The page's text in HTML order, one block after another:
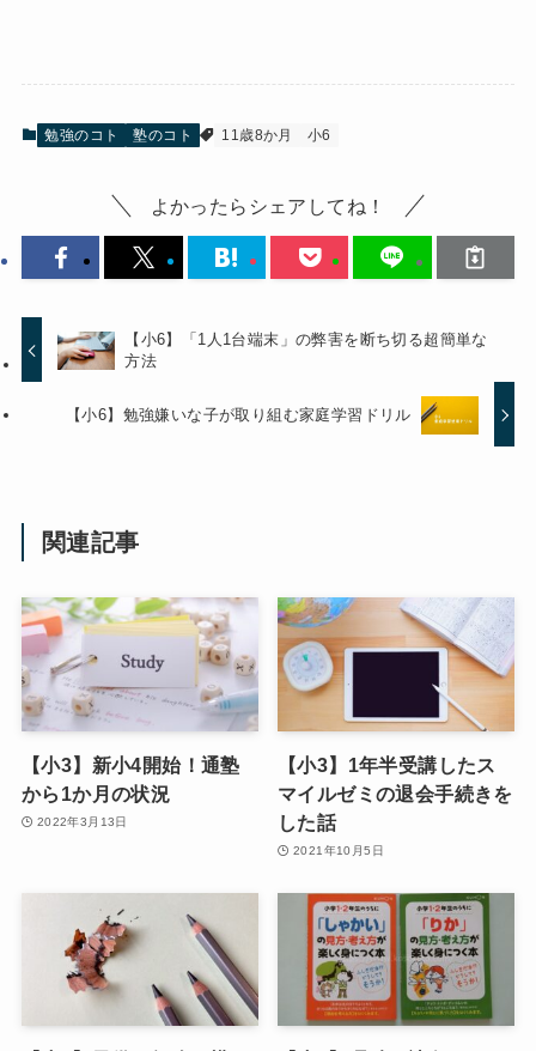
勉強のコト 塾のコト 11歳8か月 小6
よかったらシェアしてね！
【小6】「1人1台端末」の弊害を断ち切る超簡単な
方法
【小6】勉強嫌いな子が取り組む家庭学習ドリル
関連記事
【小3】新小4開始！通塾
から1か月の状況
2022年3月13日
【小3】1年半受講したス
マイルゼミの退会手続きを
した話
2021年10月5日